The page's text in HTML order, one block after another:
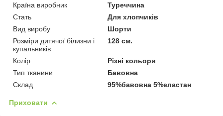
Країна виробник
Туреччина
Стать
Для хлопчиків
Вид виробу
Шорти
Розміри дитячої білизни і
купальників
128 см.
Колір
Різні кольори
Тип тканини
Бавовна
Склад
95%бавовна 5%еластан
Приховати